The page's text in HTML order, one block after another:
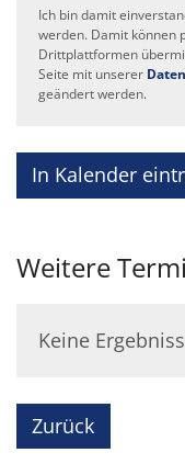
Ich bin damit
werden. Damit können
Drittplattformen
Seite mit unserer
geändert werden.
In Kalender
Weitere
Keine
Zurück